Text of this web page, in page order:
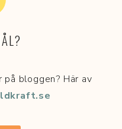
på bloggen? Här av